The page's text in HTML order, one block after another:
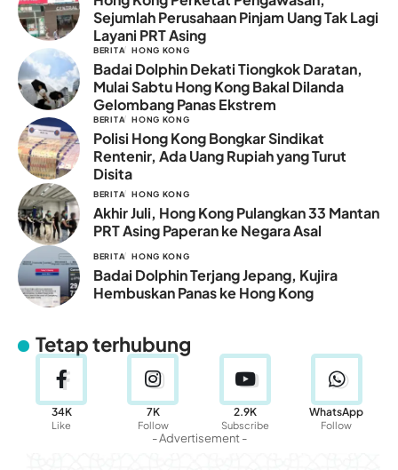
Sejumlah Perusahaan Pinjam Uang Tak Lagi
Layani PRT Asing
BERITA HONG KONG
Badai Dolphin Dekati Tiongkok Daratan,
Mulai Sabtu Hong Kong Bakal Dilanda
Gelombang Panas Ekstrem
BERITA HONG KONG
Polisi Hong Kong Bongkar Sindikat
Rentenir, Ada Uang Rupiah yang Turut
Disita
BERITA HONG KONG
Akhir Juli, Hong Kong Pulangkan 33 Mantan
PRT Asing Paperan ke Negara Asal
BERITA HONG KONG
Badai Dolphin Terjang Jepang, Kujira
Hembuskan Panas ke Hong Kong
Tetap terhubung
34K
Like
7K
Follow
2.9K
Subscribe
WhatsApp
Follow
- Advertisement -